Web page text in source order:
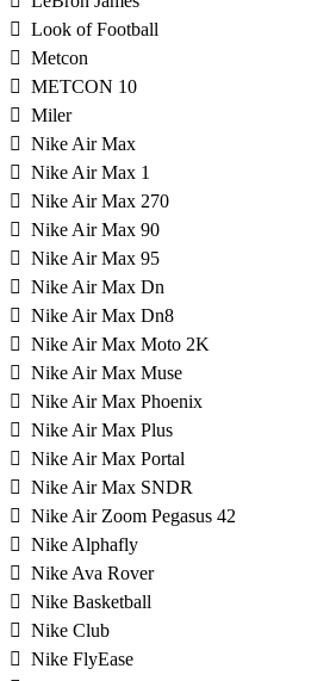
Look of Football
Metcon
METCON 10
Miler
Nike Air Max
Nike Air Max 1
Nike Air Max 270
Nike Air Max 90
Nike Air Max 95
Nike Air Max Dn
Nike Air Max Dn8
Nike Air Max Moto 2K
Nike Air Max Muse
Nike Air Max Phoenix
Nike Air Max Plus
Nike Air Max Portal
Nike Air Max SNDR
Nike Air Zoom Pegasus 42
Nike Alphafly
Nike Ava Rover
Nike Basketball
Nike Club
Nike FlyEase